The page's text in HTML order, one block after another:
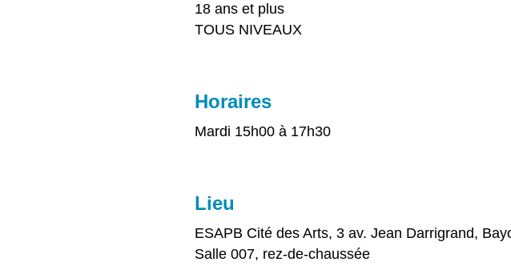
18 ans et plus
TOUS NIVEAUX
Horaires
Mardi 15h00 à 17h30
Lieu
ESAPB Cité des Arts, 3 av. Jean Darrigrand,
Salle 007, rez-de-chaussée